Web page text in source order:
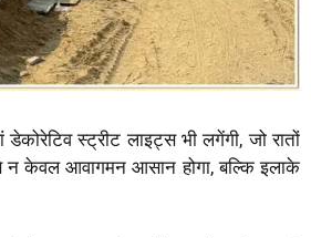
स्ट्रीट लाइट्स भी लगेंगी, जो रातों
न केवल आवागमन आसान होगा, बल्कि इलाके